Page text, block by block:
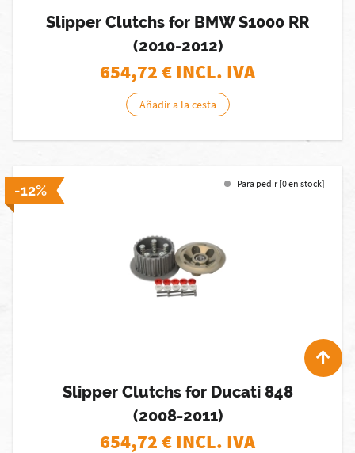
Slipper Clutchs for BMW S1000 RR
(2010-2012)
654,72€ INCL. IVA
Añadir a la cesta
-12% Para pedir [0 en stock]
Slipper Clutchs for Ducati 848
(2008-2011)
654,72€ INCL. IVA